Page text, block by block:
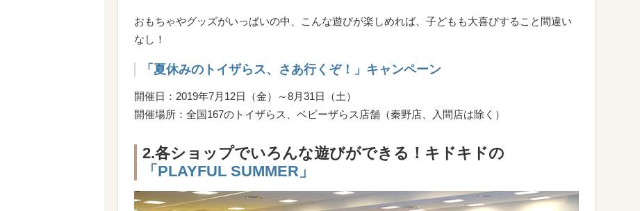
おもちゃやグッズがいっぱいの中、こんな遊びが楽しめれば、子どもも大喜びすること間違い
なし！
「夏休みのトイザらス、さあ行くぞ！」キャンペーン
開催日：2019年7月12日（金）～8月31日（土）
開催場所：全国167のトイザらス、ベビーザらス店舗（秦野店、入間店は除く）
2.各ショップでいろんな遊びができる！キドキドの
「PLAYFUL SUMMER」